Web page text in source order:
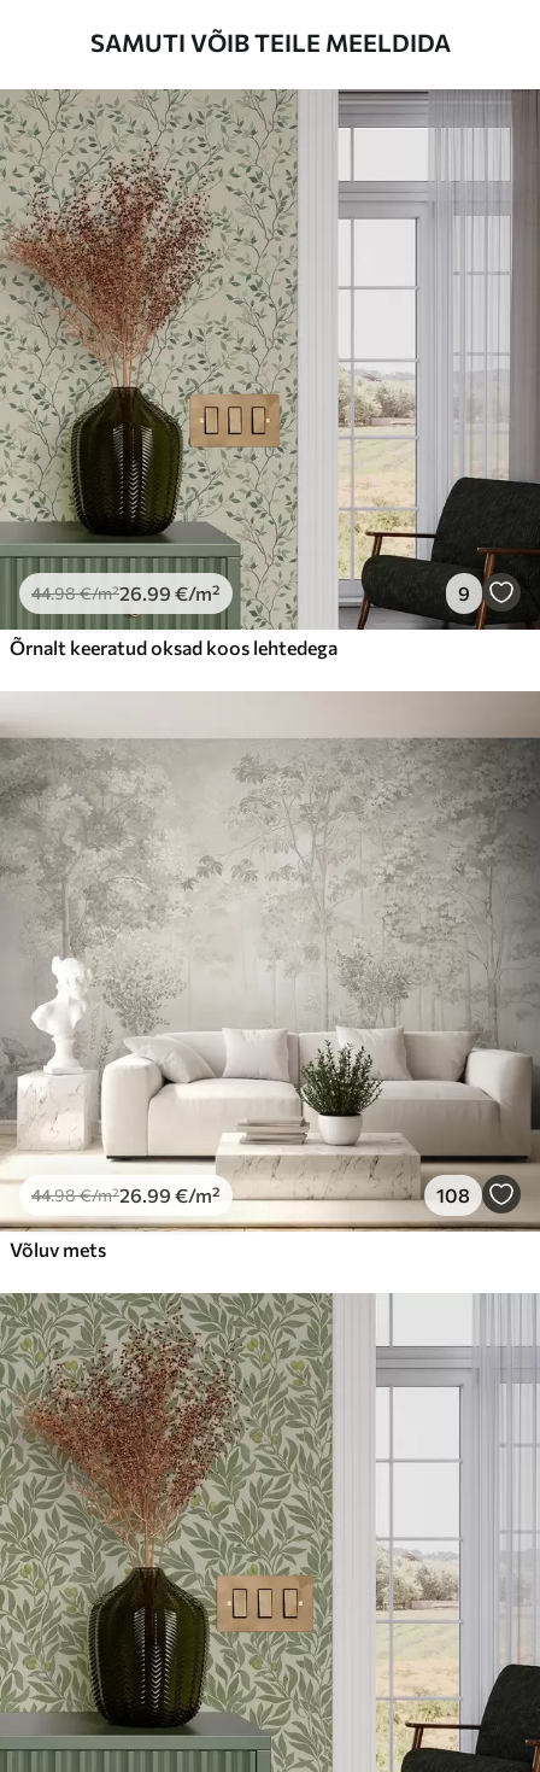
Tapeeti saab õrnalt puhastada pehme
käsnaga. Lakkviimistlusega tapeedid
Rakendusmeetod Suurepärane rakendus
Saadaolevad materjalid
Standard
44.9826.99€/m²
Premium
56.6734 .00 €/m²
Premium vinüül
65.00 39 .00€/m²
SAMUTI VÕIB TEILE MEELDIDA
44.98€/m²26.99 €/m² 9
Õrnalt keeratud oksad koos lehtedega
44.98€/m²26.99 €/m² 108
Võluv mets